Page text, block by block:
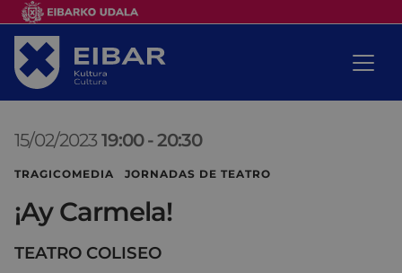
15/02/2023 19:00 -20:30
TRAGICOMEDIA JORNADAS DE TEATRO
¡Ay Carmela!
TEATRO COLISEO